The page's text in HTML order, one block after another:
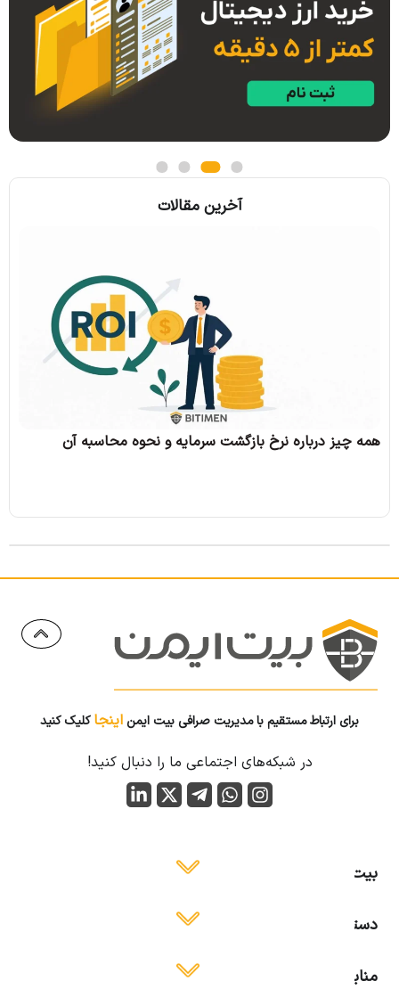
آخرین مقالات
همه چیز درباره نرخ بازگشت سرمایه و نحوه محاسبه آن
برای ارتباط مستقیم با مدیریت صرافی بیت ایمن اینجاکلیک کنید
در شبکه‌های اجتماعی ما را دنبال کنید!
بیت ایمن
دسترسی آسان
منابع آموزشی